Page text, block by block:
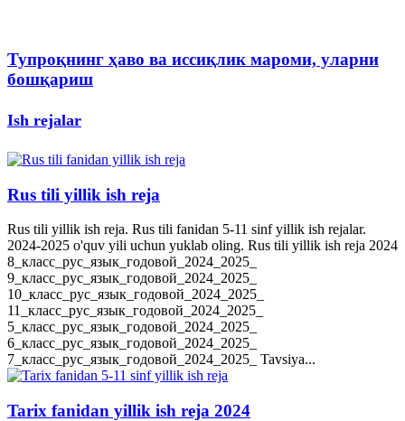
Тупроқнинг ҳаво ва иссиқлик мароми, уларни
бошқариш
Ish rejalar
Rus tili yillik ish reja
Rus tili yillik ish reja. Rus tili fanidan 5-11 sinf yillik ish rejalar.
2024-2025 o'quv yili uchun yuklab oling. Rus tili yillik ish reja 2024
8_класс_рус_язык_годовой_2024_2025_
9_класс_рус_язык_годовой_2024_2025_
10_класс_рус_язык_годовой_2024_2025_
11_класс_рус_язык_годовой_2024_2025_
5_класс_рус_язык_годовой_2024_2025_
6_класс_рус_язык_годовой_2024_2025_
7_класс_рус_язык_годовой_2024_2025_ Tavsiya...
Tarix fanidan yillik ish reja 2024